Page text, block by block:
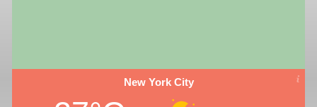
New York City